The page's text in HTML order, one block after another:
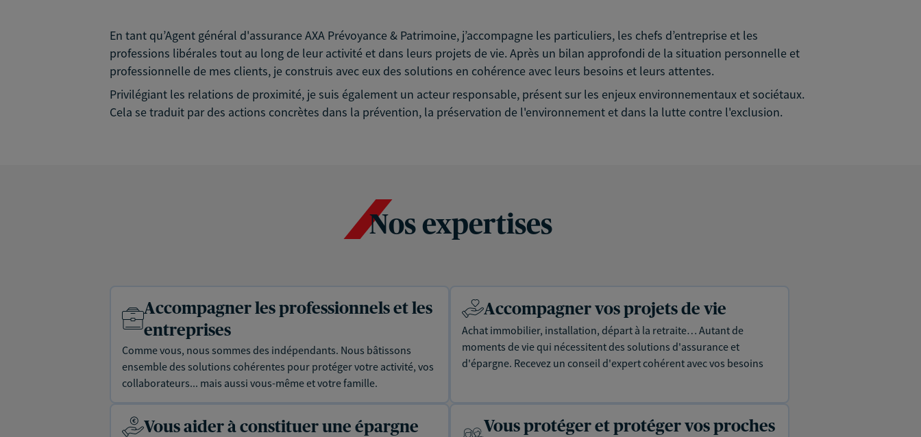
En tant qu’Agent général d'assurance AXA Prévoyance & Patrimoine, j’accompagne les particuliers, les chefs d’entreprise et les
professions libérales tout au long de leur activité et dans leurs projets de vie. Après un bilan approfondi de la situation personnelle et
professionnelle de mes clients, je construis avec eux des solutions en cohérence avec leurs besoins et leurs attentes.
Privilégiant les relations de proximité, je suis également un acteur responsable, présent sur les enjeux environnementaux et sociétaux.
Cela se traduit par des actions concrètes dans la prévention, la préservation de l'environnement et dans la lutte contre l'exclusion.
Nos expertises
Accompagner les professionnels et les
entreprises
Comme vous, nous sommes des indépendants. Nous bâtissons
ensemble des solutions cohérentes pour protéger votre activité, vos
collaborateurs... mais aussi vous-même et votre famille.
Accompagner vos projets de vie
Achat immobilier, installation, départ à la retraite… Autant de
moments de vie qui nécessitent des solutions d'assurance et
d'épargne. Recevez un conseil d'expert cohérent avec vos besoins
Vous aider à constituer une épargne
Vous protéger et protéger vos proches